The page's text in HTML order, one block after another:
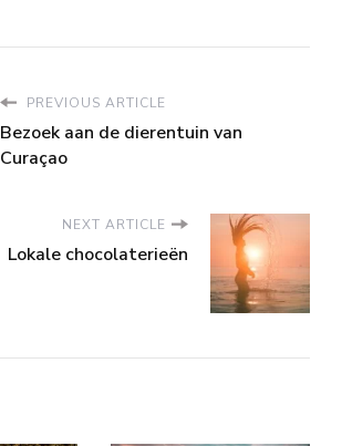
PREVIOUS ARTICLE
Bezoek aan de dierentuin van
Curaçao
NEXT ARTICLE
Lokale chocolaterieën